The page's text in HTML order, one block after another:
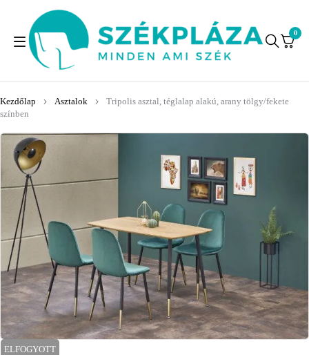
0
Kezdőlap Asztalok
Tripolis asztal, téglalap alakú, arany tölgy/fekete
színben
ELFOGYOTT